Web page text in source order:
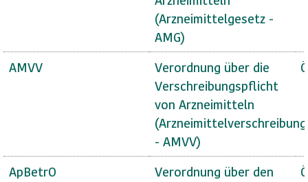
(Arzneimittelgesetz -
AMG)
AMVV
Verordnung über die
Verschreibungspflicht
von Arzneimitteln
- AMVV)
ApBetrO
Verordnung über den